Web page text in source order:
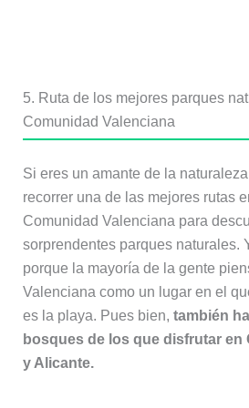
5. Ruta de los mejores parques
Comunidad Valenciana
Si eres un amante de la
recorrer una de las mejores rutas
Comunidad Valenciana para
sorprendentes parques naturales.
porque la mayoría de la gente
Valenciana como un lugar en el
es la playa. Pues bien, también
bosques de los que disfrutar en
y Alicante.